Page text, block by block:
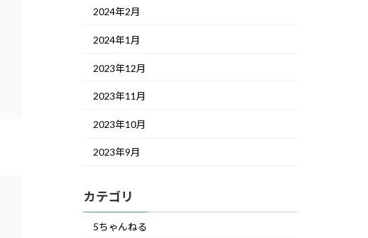
2024年2月
2024年1月
2023年12月
2023年11月
2023年10月
2023年9月
カテゴリ
5ちゃんねる